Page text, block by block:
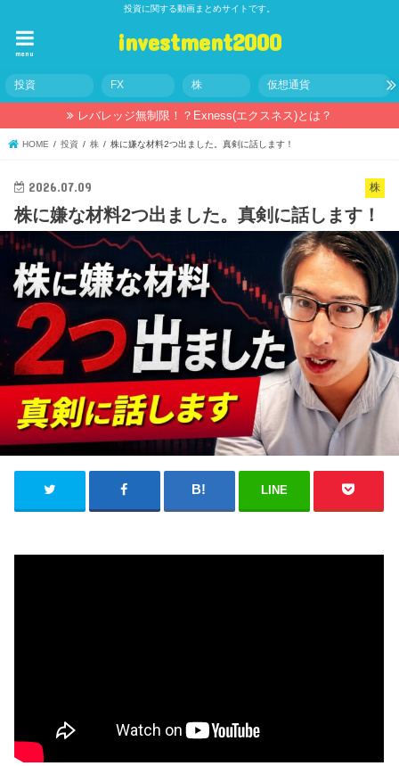
投資に関する動画まとめサイトです。
investment2000
menu
投資 FX 株 仮想通貨
レバレッジ無制限！？Exness(エクスネス)とは？
HOME 投資 株 株に嫌な材料2つ出ました。真剣に話します！
株
2026.07.09
株に嫌な材料2つ出ました。真剣に話します！
LINE